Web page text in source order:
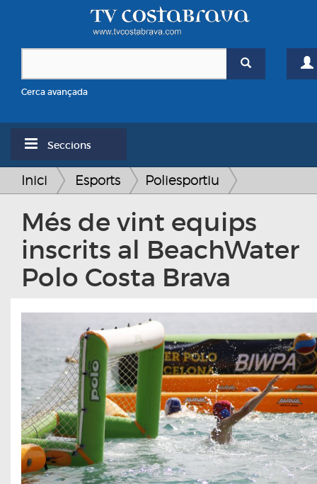
Cerca avançada
Seccions
Inici Esports Poliesportiu
Més de vint equips
inscrits al BeachWater
Polo Costa Brava